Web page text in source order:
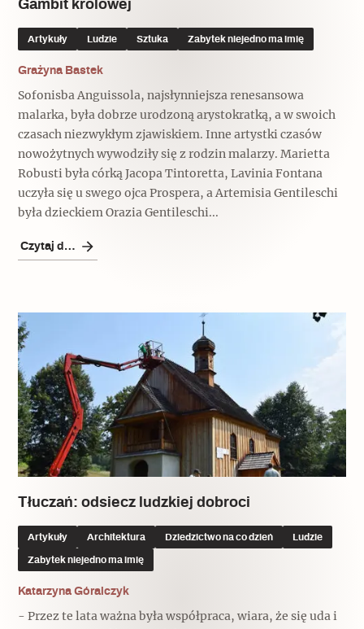
Gambit królowej
Artykuły Ludzie Sztuka Zabytek niejedno ma imię
Grażyna Bastek
Sofonisba Anguissola, najsłynniejsza renesansowa
malarka, była dobrze urodzoną arystokratką, a w swoich
czasach niezwykłym zjawiskiem. Inne artystki czasów
nowożytnych wywodziły się z rodzin malarzy. Marietta
Robusti była córką Jacopa Tintoretta, Lavinia Fontana
uczyła się u swego ojca Prospera, a Artemisia Gentileschi
była dzieckiem Orazia Gentileschi...
Czytaj dalej
Tłuczań: odsiecz ludzkiej dobroci
Artykuły Architektura Dziedzictwo na co dzień Ludzie
Zabytek niejedno ma imię
Katarzyna Góralczyk
- Przez te lata ważna była współpraca, wiara, że się uda i